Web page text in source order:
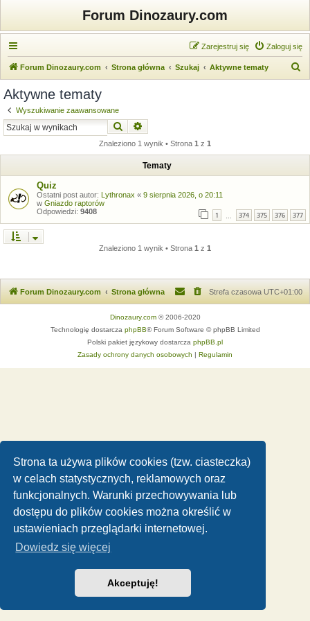
Strona ta używa plików cookies (tzw. ciasteczka)
w celach statystycznych, reklamowych oraz
funkcjonalnych. Warunki przechowywania lub
dostępu do plików cookies można określić w
ustawieniach przeglądarki internetowej.
Dowiedz się więcej
Akceptuję!
Forum Dinozaury.com
Zaloguj się
Zarejestruj się
Forum Dinozaury.com Strona główna Szukaj Aktywne tematy
Aktywne tematy
Wyszukiwanie zaawansowane
Szukaj
Znaleziono 1 wynik • Strona 1 z 1
Tematy
Quiz
Ostatni post autor: Lythronax « 9 sierpnia 2026, o 20:11
w Gniazdo raptorów
Odpowiedzi: 9408 1 374 375 376 377
Znaleziono 1 wynik • Strona 1 z 1
Forum Dinozaury.com Strona główna Strefa czasowa UTC+01:00
Dinozaury.com© 2006-2020
Technologię dostarcza phpBB® Forum Software © phpBB Limited
Polski pakiet językowy dostarcza phpBB.pl
Zasady ochrony danych osobowych | Regulamin